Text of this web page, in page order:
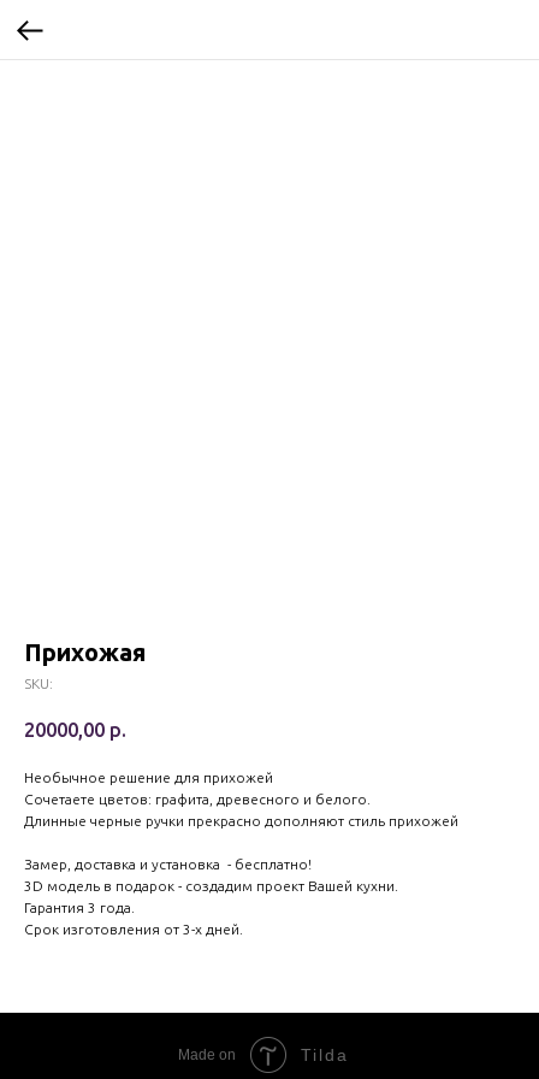
Прихожая
SKU:
20000,00 р.
Необычное решение для прихожей
Сочетаете цветов: графита, древесного и белого.
Длинные черные ручки прекрасно дополняют стиль прихожей
Замер, доставка и установка - бесплатно!
3D модель в подарок - создадим проект Вашей кухни.
Гарантия 3 года.
Срок изготовления от 3-х дней.
Made on Tilda